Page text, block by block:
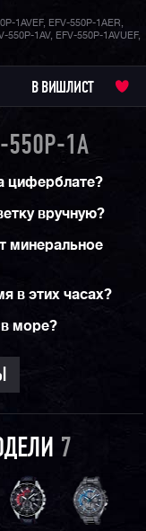
EFV-550P-1AER,
550P-1AV, EFV-550P-1AVUEF,
В ВИШЛИСТ
550P-1A
циферблате?
вручную?
минеральное
в этих часах?
море?
7